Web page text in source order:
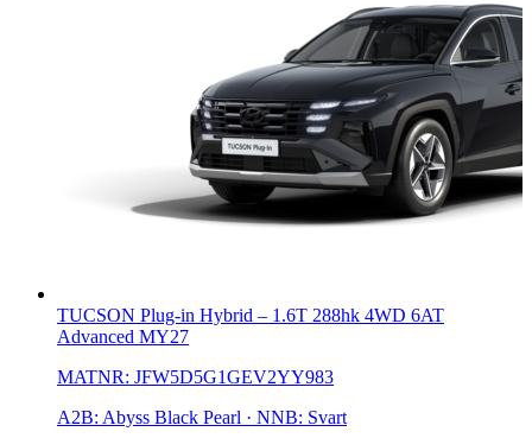
TUCSON Plug-in Hybrid – 1.6T 288hk 4WD 6AT
Advanced MY27
MATNR: JFW5D5G1GEV2YY983
A2B: Abyss Black Pearl · NNB: Svart